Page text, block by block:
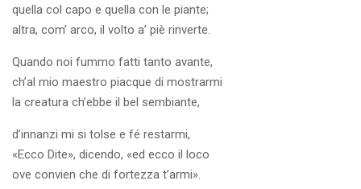
quella col capo e quella con le piante;
altra, com’ arco, il volto a’ piè rinverte.
Quando noi fummo fatti tanto avante,
ch’al mio maestro piacque di mostrarmi
la creatura ch’ebbe il bel sembiante,
d’innanzi mi si tolse e fé restarmi,
«Ecco Dite», dicendo, «ed ecco il loco
ove convien che di fortezza t’armi».